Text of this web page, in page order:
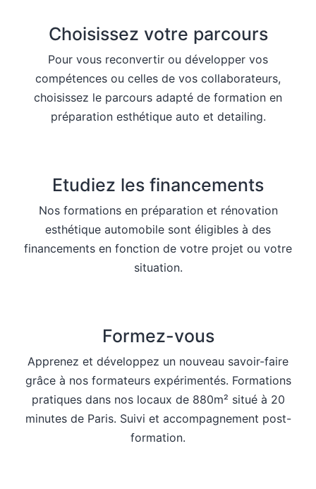
Choisissez votre parcours
Pour vous reconvertir ou développer vos
compétences ou celles de vos collaborateurs,
choisissez le parcours adapté de formation en
préparation esthétique auto et detailing.
Etudiez les financements
Nos formations en préparation et rénovation
esthétique automobile sont éligibles à des
financements en fonction de votre projet ou votre
situation.
Formez-vous
Apprenez et développez un nouveau savoir-faire
grâce à nos formateurs expérimentés. Formations
pratiques dans nos locaux de 880m² situé à 20
minutes de Paris. Suivi et accompagnement post-
formation.